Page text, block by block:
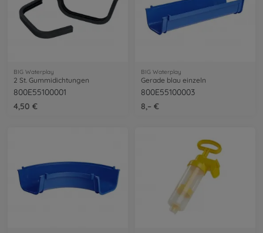
BIG Waterplay
2 St. Gummidichtungen
800E55100001
4,50 €
BIG Waterplay
Gerade blau einzeln
800E55100003
8,– €